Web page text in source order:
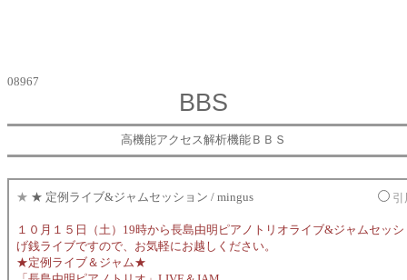
08967
BBS
高機能アクセス解析機能ＢＢＳ
★ ★ 定例ライブ&ジャムセッション / mingus 引
１０月１５日（土）19時から長島由明ピアノトリオライブ&ジャムセッ
げ銭ライブですので、お気軽にお越しください。
★定例ライブ＆ジャム★